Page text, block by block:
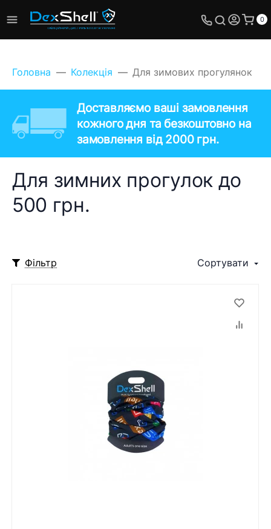
0
Головна Колекція Для зимових прогулянок
Доставляємо ваші замовлення
кожного дня та безкоштовно на
замовлення від 2000 грн.
Для зимних прогулок до
500 грн.
Фільтр Сортувати